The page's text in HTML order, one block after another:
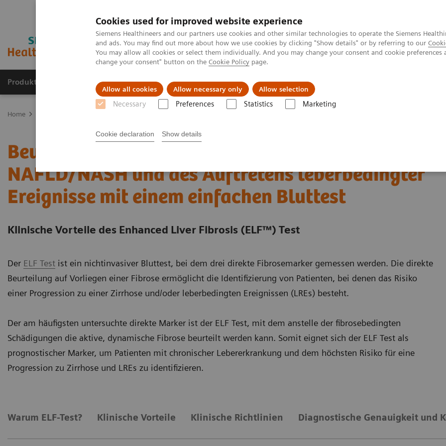
Cookies used for improved website experience
Siemens Healthineers and our partners use cookies and other similar technologies to operate the Siemens
and ads. You may find out more about how we use cookies by clicking "Show details" or by referring to our
You may allow all cookies or select them individually. And you may change your consent and cookie
change your consent" button on the Cookie Policy page.
Allow all cookies Allow necessary only Allow selection
Necessary Preferences Statistics Marketing
Cookie declaration Show details
Produkte und Services Fachbereiche Herausforderungen & Lösungen
Home
Beurteilung des Risikos des Fortschreitens einer
NAFLD/NASH und des Auftretens leberbedingter
Ereignisse mit einem einfachen Bluttest
Klinische Vorteile des Enhanced Liver Fibrosis (ELF™) Test
Der ELF Test ist ein nichtinvasiver Bluttest, bei dem drei direkte Fibrosemarker gemessen werden. Die direkte
Beurteilung auf Vorliegen einer Fibrose ermöglicht die Identifizierung von Patienten, bei denen das Risiko
einer Progression zu einer Zirrhose und/oder leberbedingten Ereignissen (LREs) besteht.
Der am häufigsten untersuchte direkte Marker ist der ELF Test, mit dem anstelle der fibrosebedingten
Schädigungen die aktive, dynamische Fibrose beurteilt werden kann. Somit eignet sich der ELF Test als
prognostischer Marker, um Patienten mit chronischer Lebererkrankung und dem höchsten Risiko für eine
Progression zu Zirrhose und LREs zu identifizieren.
Warum ELF-Test? Klinische Vorteile Klinische Richtlinien Diagnostische Genauigkeit und